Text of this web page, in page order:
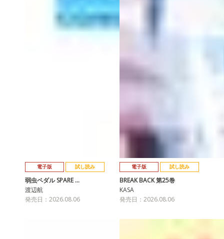
電子版 試し読み
弱虫ペダル SPARE …
渡辺航
発売日：2026.08.06
電子版 試し読み
BREAK BACK 第25巻
KASA
発売日：2026.08.06